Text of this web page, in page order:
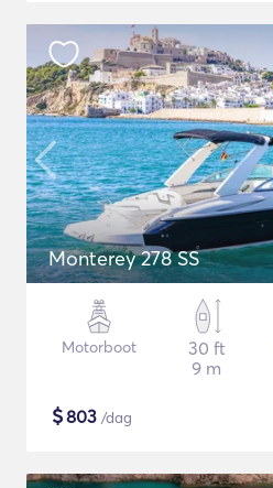
Monterey 278 SS
Motorboot
30 ft
9 m
$803 /dag